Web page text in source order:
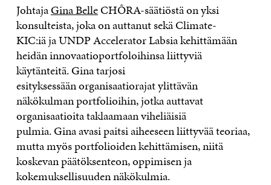
JohtajaGina BelleCHÔRA-säätiöstäon yksi
konsulteista, joka on auttanut sekäClimate-
KIC:iäja UNDPAcceleratorLabsiakehittämään
heidäninnovaatioportfoloihinsaliittyviä
käytänteitä.Ginatarjosi
esityksessäänorganisaatiorajat ylittävän
näkökulman portfolioihin, jotka auttavat
organisaatioita taklaamaan viheliäisiä
pulmia.Ginaavasi paitsi aiheeseen liittyvää teoriaa,
mutta myösportfolioiden kehittämisen, niitä
koskevan päätöksenteon, oppimisen ja
kokemuksellisuuden näkökulmia.